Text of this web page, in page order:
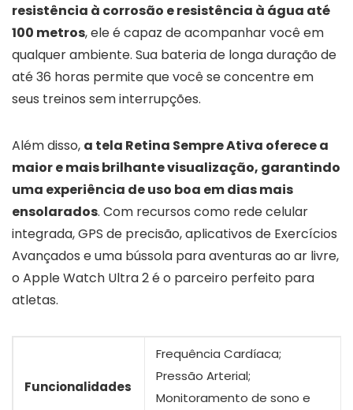
resistência à corrosão e resistência à água até
100 metros, ele é capaz de acompanhar você em
qualquer ambiente. Sua bateria de longa duração de
até 36 horas permite que você se concentre em
seus treinos sem interrupções.
Além disso, a tela Retina Sempre Ativa oferece a
maior e mais brilhante visualização, garantindo
uma experiência de uso boa em dias mais
ensolarados. Com recursos como rede celular
integrada, GPS de precisão, aplicativos de Exercícios
Avançados e uma bússola para aventuras ao ar livre,
o Apple Watch Ultra 2 é o parceiro perfeito para
atletas.
Funcionalidades
Frequência Cardíaca;
Pressão Arterial;
Monitoramento de sono e